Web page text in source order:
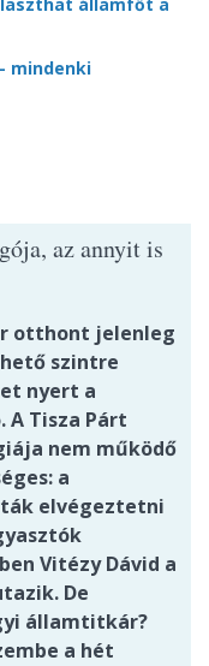
mindenki
az annyit is
otthont jelenleg
szintre
nyert a
Tisza Párt
nem működő
a
elvégeztetni
Vitézy Dávid a
De
államtitkár?
a hét